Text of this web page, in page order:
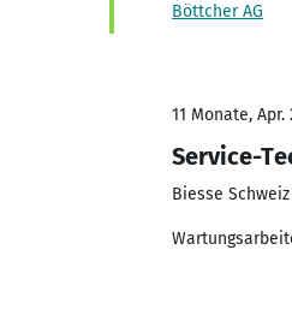
Böttcher AG
11 Monate, Apr.
Service-
Biesse